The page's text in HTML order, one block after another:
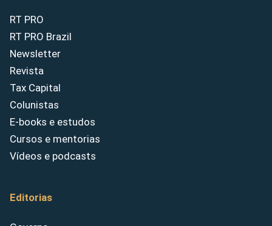
RT PRO
RT PRO Brazil
Newsletter
Revista
Tax Capital
Colunistas
E-books e estudos
Cursos e mentorias
Vídeos e podcasts
Editorias